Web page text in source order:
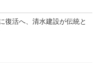
復活へ、清水建設が伝統と